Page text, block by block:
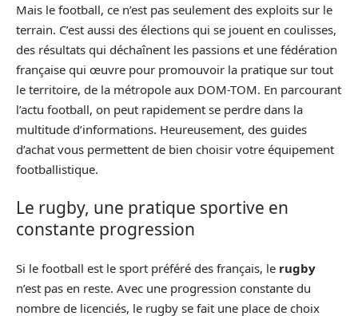
Mais le football, ce n’est pas seulement des exploits sur le
terrain. C’est aussi des élections qui se jouent en coulisses,
des résultats qui déchaînent les passions et une fédération
française qui œuvre pour promouvoir la pratique sur tout
le territoire, de la métropole aux DOM-TOM. En parcourant
l’actu football, on peut rapidement se perdre dans la
multitude d’informations. Heureusement, des guides
d’achat vous permettent de bien choisir votre équipement
footballistique.
Le rugby, une pratique sportive en
constante progression
Si le football est le sport préféré des français, le rugby
n’est pas en reste. Avec une progression constante du
nombre de licenciés, le rugby se fait une place de choix